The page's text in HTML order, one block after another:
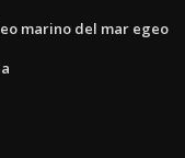
marino del mar egeo